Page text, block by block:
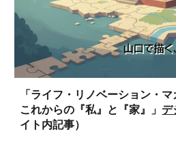
「ライフ・リノベーション・
これからの『私』と『家』」 デ
イト内記事）